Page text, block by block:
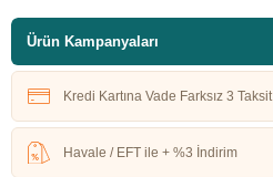
Ürün Kampanyaları
Kredi Kartına Vade Farksız 3 Taksit
Havale / EFT ile + %3 İndirim